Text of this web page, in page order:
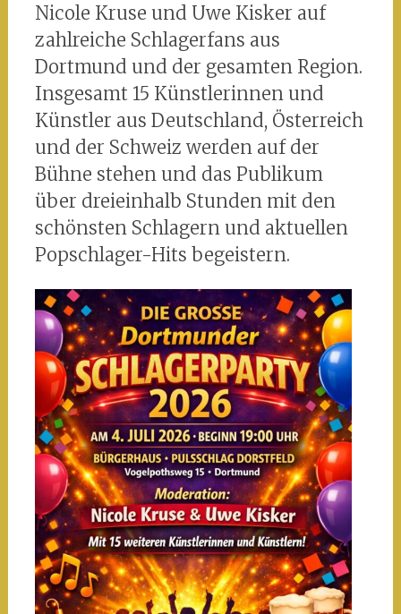
Nicole Kruse und Uwe Kisker auf
zahlreiche Schlagerfans aus
Dortmund und der gesamten Region.
Insgesamt 15 Künstlerinnen und
Künstler aus Deutschland, Österreich
und der Schweiz werden auf der
Bühne stehen und das Publikum
über dreieinhalb Stunden mit den
schönsten Schlagern und aktuellen
Popschlager-Hits begeistern.